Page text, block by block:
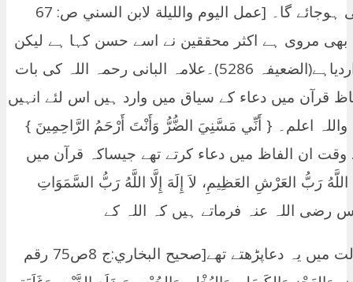
کی دنیا وآخرت کی پریشانیوں کے لئے کافی ہوجائے گا۔ [عمل اليوم والليلة لابن السني ص: 67
بھی مروی ہے اکثر محققین نے اسے حسن کہا ہے لیکن
علامہ البانی رحمہ اللہ نے اسے ضعیف قراردیاہے(الضعیفہ 5286)۔علامہ البانی رحمہ اللہ کی بات
قرآن میں دعاء کے سیاق میں وارد ہیں اس لئے انہیں
اعلم۔ { أَنِّي مَسَّنِيَ الضُّرُّ وَأَنْتَ أَرْحَمُ الرَّاحِمِينَ }
کے وقت ان الفاظ میں دعاء کرتے تھے جیساکہ قرآن میں
اللَّهُ رَبُّ العَرْشِ العَظِيمِ، لاَ إِلَهَ إِلَّا اللَّهُ رَبُّ السَّمَوَاتِ
رضی اللہ عنہ فرماتے ہیں کہ اللہ کے
نبی صلی اللہ علیہ وسلم پریشانی کی حالت میں یہ دعاپڑھتے تھے[صحيح البخاري:ج 8ص75 رقم